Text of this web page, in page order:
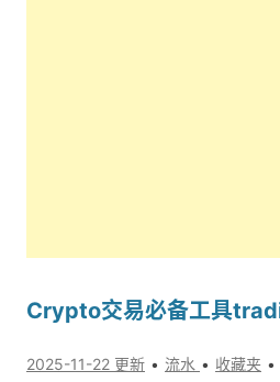
Crypto交易必备工具
2025-11-22 更新 流水 收藏夹